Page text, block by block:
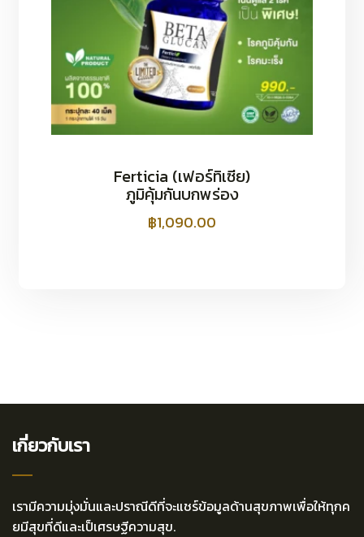
Ferticia (เฟอร์ทิเซีย)
ภูมิคุ้มกันบกพร่อง
฿1,090.00
เกี่ยวกับเรา
เรามีความมุ่งมั่นและปราณีดีที่จะแชร์ข้อมูลด้านสุขภาพเพื่อให้ทุกค
ยมีสุขที่ดีและเป็เศรษฐีความสุข.